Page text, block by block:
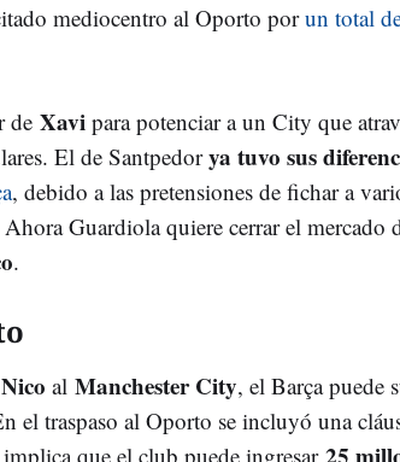
mediocentro al Oporto porun total
de Xavi para potenciar a un City que
El de Santpedorya tuvo sus
, debido a las pretensiones de fichar a
Ahora Guardiola quiere cerrar el mercado
.
Nico al Manchester City, el Barça puede
el traspaso al Oporto se incluyó una
implica que el club puede ingresar 25